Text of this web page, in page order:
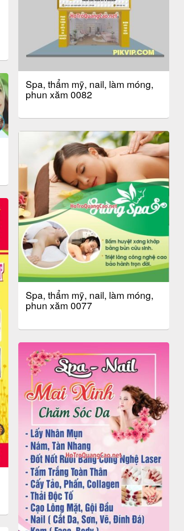
Spa, thẩm mỹ, nail, làm móng,
phun xăm 0082
Spa, thẩm mỹ, nail, làm móng,
phun xăm 0077